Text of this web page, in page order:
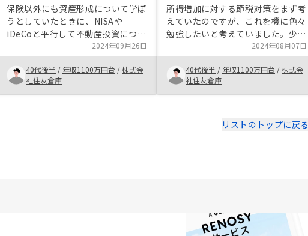
保険以外にも資産形成について学ぼ
うとしていたときに、NISAや
iDeCoと平行して不動産投資につい
ても色々業者さんから情報提供いた
だきましたが、セールスご担当が丁
寧かつスピーディーにご対応いただ
き、アプリなどシステム面なども充
実している点、会社としての信用度
2024年09月26日
40代後半 / 年収1100万円台 /株式会
社住友倉庫
所得増加に対する節税対策をまず考
えていたのですが、これを機に色々
勉強したいと考えていました。少額
ながら現金預金で遊ばせているお金
はもったいないので何かいい方法は
ないかと考えていたときに、その仕
組みにつき数字をもって分かりやす
く説明、シュミレーションいただけ
2024年08月07日
40代後半 / 年収1100万円台 /株式会
社住友倉庫
リストのトップに戻る